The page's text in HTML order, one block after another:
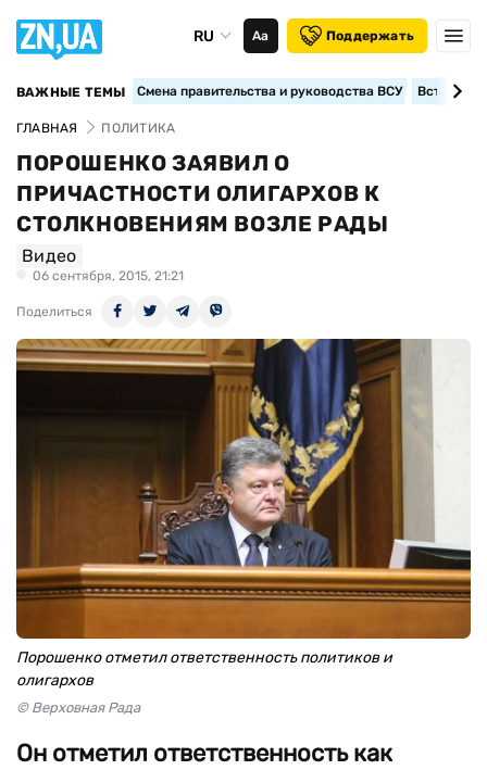
RU Аа Поддержать
ВАЖНЫЕ ТЕМЫ Смена правительства и руководства ВСУ
ГЛАВНАЯ ПОЛИТИКА
ПОРОШЕНКО ЗАЯВИЛ О
ПРИЧАСТНОСТИ ОЛИГАРХОВ К
СТОЛКНОВЕНИЯМ ВОЗЛЕ РАДЫ
Видео
06 сентября, 2015, 21:21
Поделиться
Порошенко отметил ответственность политиков и
олигархов
© Верховная Рада
Он отметил ответственность как